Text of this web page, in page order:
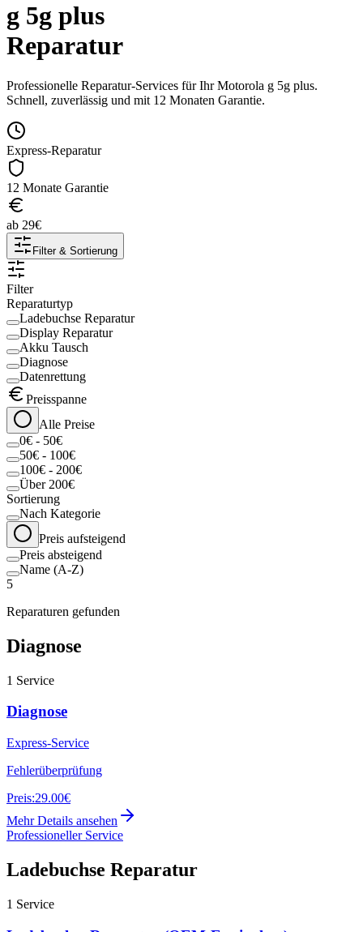
g 5g plus
Reparatur
Professionelle Reparatur-Services für IhrMotorola g 5g plus.
Schnell, zuverlässig und mit 12 Monaten Garantie.
Express-Reparatur
12 Monate Garantie
ab 29€
Filter & Sortierung
Filter
Reparaturtyp
Ladebuchse Reparatur
Display Reparatur
Akku Tausch
Diagnose
Datenrettung
Preisspanne
Alle Preise
0€ - 50€
50€ - 100€
100€ - 200€
Über 200€
Sortierung
Nach Kategorie
Preis aufsteigend
Preis absteigend
Name (A-Z)
5
Reparaturen gefunden
Diagnose
1 Service
Diagnose
Express-Service
Fehlerüberprüfung
Preis:29.00€
Mehr Details ansehen
Professioneller Service
Ladebuchse Reparatur
1 Service